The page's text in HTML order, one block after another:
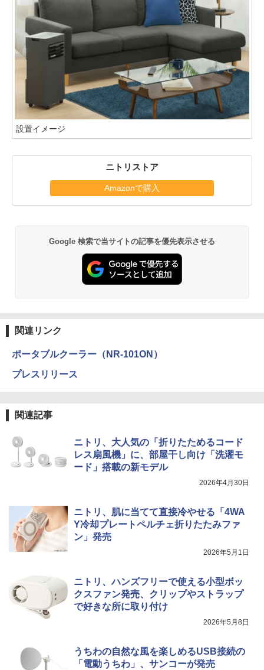
設置イメージ
ニトリストア
Amazonで購入
Google 検索で当サイトの記事を優先表示させる
関連リンク
ポータブルクーラー（NR-101ON）
プレスリリース
関連記事
ニトリ、大人気の「折りたためるコード
レス扇風機」に、部屋干し向け「洗濯モ
ード」搭載の新モデル
2026年4月30日
ニトリ、肌に当てて直接冷やせる「4WA
Y冷却プレートペルチェ折りたたみファ
ン」発売
2026年5月1日
ニトリ、ハンズフリーで使える小型ボッ
クスファン発売、クリップやストラップ
で好きな所に取り付け
2026年5月8日
うちわの自然な風を楽しめるUSB接続の
「電動うちわ」、サンコーが発売